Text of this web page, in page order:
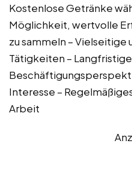
Kostenlose Getränke
Möglichkeit, wertvolle
zu sammeln –
Tätigkeiten – Langfristige
Interesse –
Arbeit